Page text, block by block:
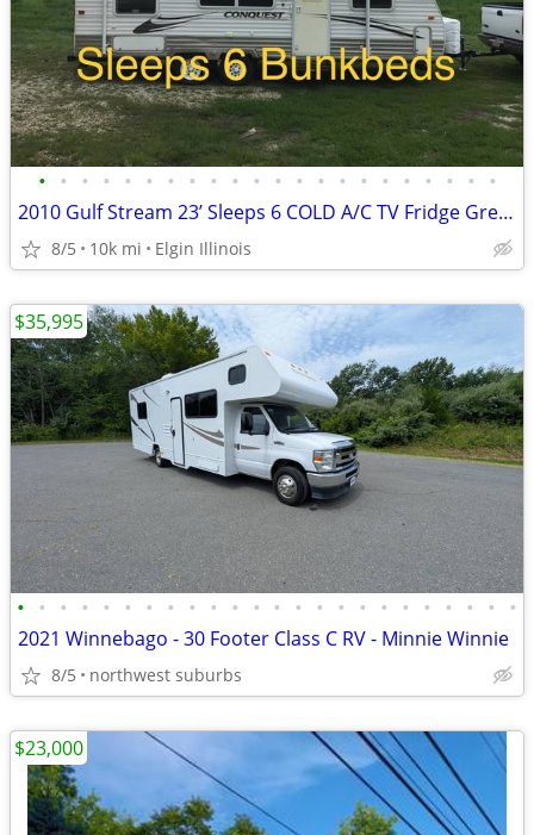
• • • • • • • • • • • • • • • • • • • • • •
2010 Gulf Stream 23’ Sleeps 6 COLD A/C TV Fridge Great Starter Bunkbed
8/5 10k mi Elgin Illinois
• • • • • • • • • • • • • • • • • • • • • • • •
2021 Winnebago - 30 Footer Class C RV - Minnie Winnie
8/5 northwest suburbs
$35,995
$23,000